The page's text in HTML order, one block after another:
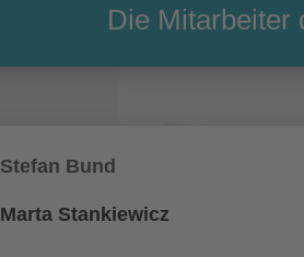
Die Mitarbeiter
Stefan Bund
Marta Stankiewicz